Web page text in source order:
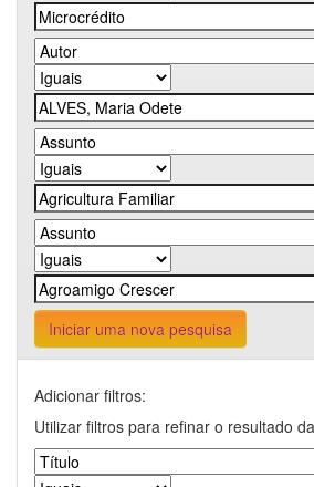
Iniciar uma nova pesquisa
Adicionar filtros:
Utilizar filtros para refinar o resultado